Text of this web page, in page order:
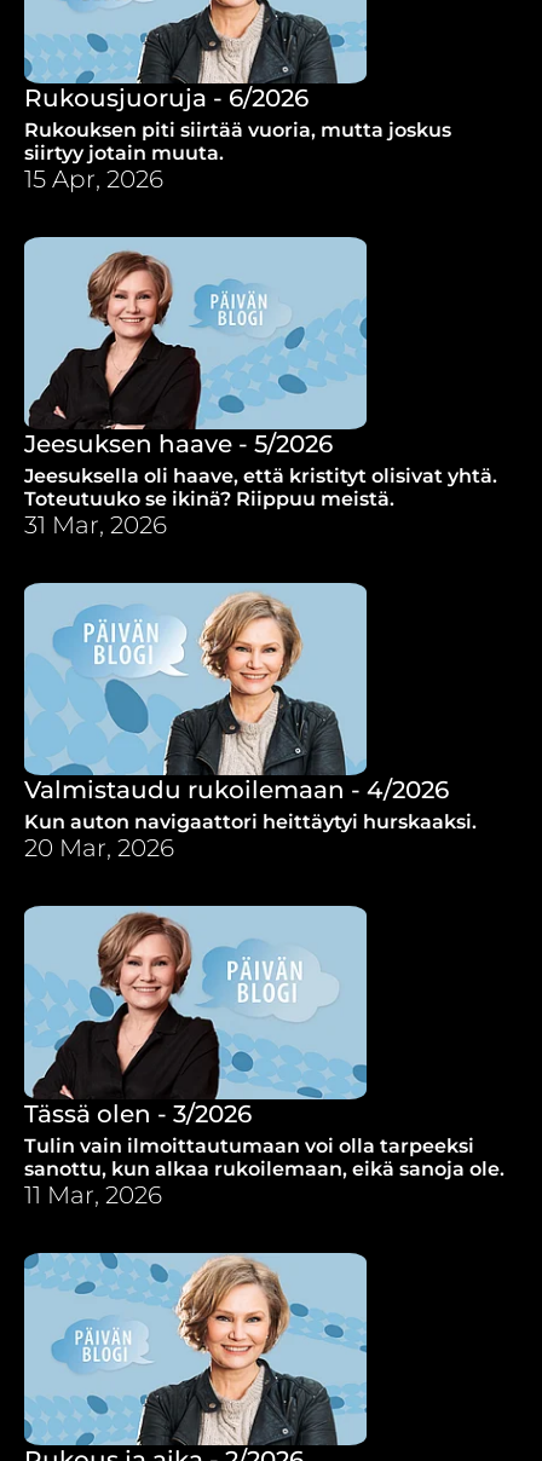
Rukousjuoruja - 6/2026
Rukouksen piti siirtää vuoria, mutta joskus
siirtyy jotain muuta.
15 Apr, 2026
Jeesuksen haave - 5/2026
Jeesuksella oli haave, että kristityt olisivat yhtä.
Toteutuuko se ikinä? Riippuu meistä.
31 Mar, 2026
Valmistaudu rukoilemaan - 4/2026
Kun auton navigaattori heittäytyi hurskaaksi.
20 Mar, 2026
Tässä olen - 3/2026
Tulin vain ilmoittautumaan voi olla tarpeeksi
sanottu, kun alkaa rukoilemaan, eikä sanoja ole.
11 Mar, 2026